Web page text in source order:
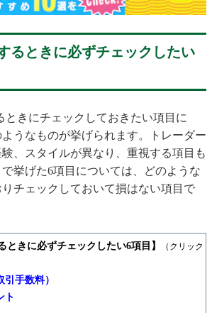
るときに必ずチェックしたい
きにチェックしておきたい項目に
うなものが挙げられます。トレーダー
、スタイルが異なり、重視する項目も
挙げた6項目については、どのような
チェックしておいて損はない項目で
ときに必ずチェックしたい6項目】
（クリック
手数料）
ト